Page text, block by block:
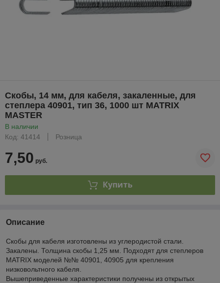
Скобы, 14 мм, для кабеля, закаленные, для
степлера 40901, тип 36, 1000 шт MATRIX
MASTER
В наличии
Код: 41414
Розница
7,50 руб.
Купить
Описание
Скобы для кабеля изготовлены из углеродистой стали.
Закалены. Толщина скобы 1,25 мм. Подходят для степлеров
MATRIX моделей №№ 40901, 40905 для крепления
низковольтного кабеля.
Вышеприведенные характеристики получены из открытых